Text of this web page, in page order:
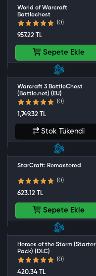
World of Warcraft
Battlechest
(0)
957.22 TL
Sepete Ekle
Warcraft 3 BattleChest
(Battle.net) (EU)
(0)
1,749.32 TL
Stok Tükendi
StarCraft: Remastered
(0)
623.12 TL
Sepete Ekle
Heroes of the Storm (Starter
Pack) (DLC)
(0)
420.34 TL